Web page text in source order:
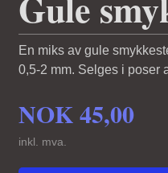
En miks av gule
0,5-2 mm. Selges i poser
NOK45,00
inkl. mva.